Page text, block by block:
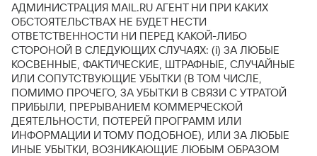
АДМИНИСТРАЦИЯ MAIL.RU АГЕНТ НИ ПРИ КАКИХ
ОБСТОЯТЕЛЬСТВАХ НЕ БУДЕТ НЕСТИ
ОТВЕТСТВЕННОСТИ НИ ПЕРЕД КАКОЙ-ЛИБО
СТОРОНОЙ В СЛЕДУЮЩИХ СЛУЧАЯХ: (i) ЗА ЛЮБЫЕ
КОСВЕННЫЕ, ФАКТИЧЕСКИЕ, ШТРАФНЫЕ, СЛУЧАЙНЫЕ
ИЛИ СОПУТСТВУЮЩИЕ УБЫТКИ (В ТОМ ЧИСЛЕ,
ПОМИМО ПРОЧЕГО, ЗА УБЫТКИ В СВЯЗИ С УТРАТОЙ
ПРИБЫЛИ, ПРЕРЫВАНИЕМ КОММЕРЧЕСКОЙ
ДЕЯТЕЛЬНОСТИ, ПОТЕРЕЙ ПРОГРАММ ИЛИ
ИНФОРМАЦИИ И ТОМУ ПОДОБНОЕ), ИЛИ ЗА ЛЮБЫЕ
ИНЫЕ УБЫТКИ, ВОЗНИКАЮЩИЕ ЛЮБЫМ ОБРАЗОМ